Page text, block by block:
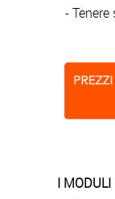
-
I MODULI